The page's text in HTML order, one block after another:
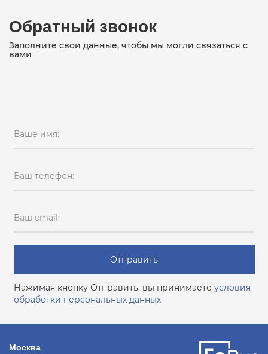
Обратный звонок
Заполните свои данные, чтобы мы могли связаться с
вами
Ваше имя:
Ваш телефон:
Ваш email:
Отправить
Нажимая кнопку Отправить, вы принимаете условия
обработки персональных данных
Москва